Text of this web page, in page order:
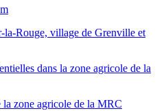
Rouge, village de Grenville et
dans la zone agricole de la
zone agricole de la MRC